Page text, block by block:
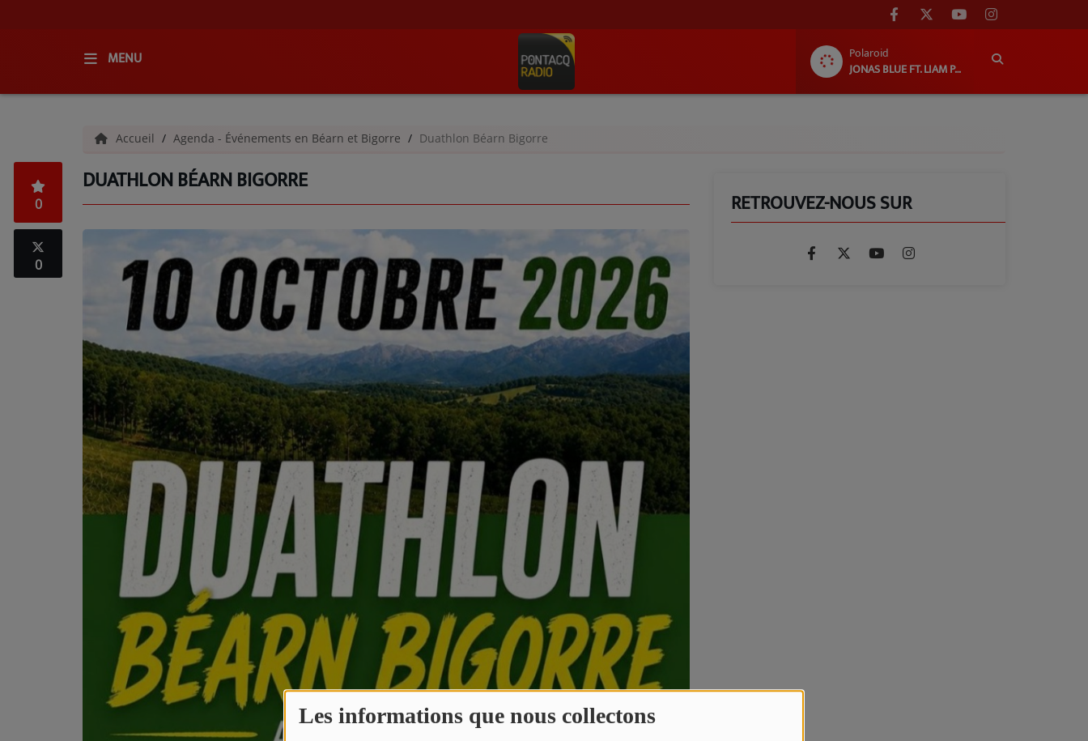
Les informations que nous collectons
MENU
Polaroid
JONAS BLUE FT. LIAM PAYNE FT. LENNON STELLA
QUI SOMMES-NOUS ?
GRILLE DES PROGRAMMES
C'ÉTAIT QUOI CE TITRE ?
PODCASTS - SAISON 2026/2027
NOS PROGRAMMES COURTS
ARCHIVES - SAISONS PASSÉES
VOS ÉMISSIONS EN IMAGES
ANNONCEURS & ESPACE PRO
VOTRE PUBLICITÉ SUR PONTACQ RADIO
ÉDUCATION AUX MÉDIAS ET À
EN QUOI ÇA CONSISTE ?
Accueil Agenda - Événements en Béarn et Bigorre Duathlon Béarn Bigorre
DUATHLON BÉARN BIGORRE
0
0
RETROUVEZ-NOUS SUR